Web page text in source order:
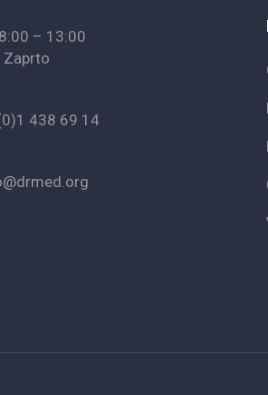
– 13:00
Zaprto
438 69 14